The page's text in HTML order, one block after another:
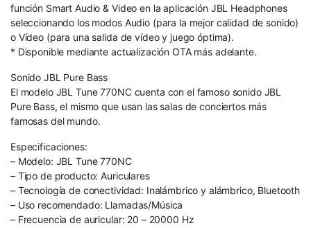
función Smart Audio & Video en la aplicación JBL Headphones
seleccionando los modos Audio (para la mejor calidad de sonido)
o Vídeo (para una salida de vídeo y juego óptima).
* Disponible mediante actualización OTA más adelante.
Sonido JBL Pure Bass
El modelo JBL Tune 770NC cuenta con el famoso sonido JBL
Pure Bass, el mismo que usan las salas de conciertos más
famosas del mundo.
Especificaciones:
– Modelo: JBL Tune 770NC
– Tipo de producto: Auriculares
– Tecnología de conectividad: Inalámbrico y alámbrico, Bluetooth
– Uso recomendado: Llamadas/Música
– Frecuencia de auricular: 20 – 20000 Hz